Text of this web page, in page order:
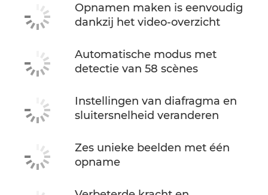
Opnamen maken is eenvoudig
dankzij het video-overzicht
Automatische modus met
detectie van 58 scènes
Instellingen van diafragma en
sluitersnelheid veranderen
Zes unieke beelden met één
opname